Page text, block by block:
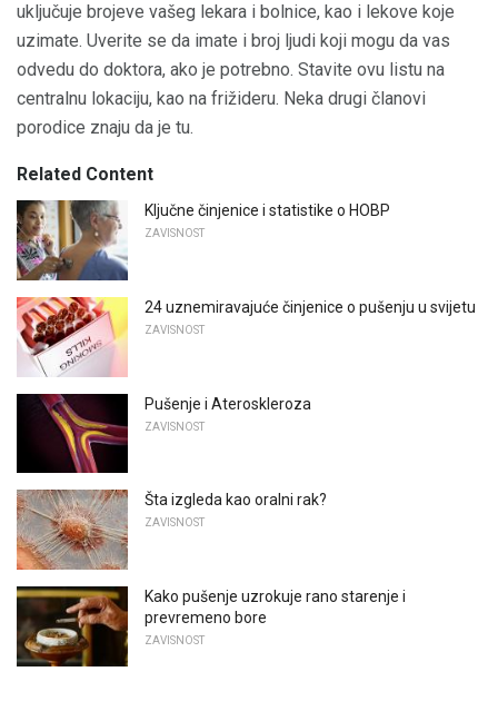
uključuje brojeve vašeg lekara i bolnice, kao i lekove koje
uzimate. Uverite se da imate i broj ljudi koji mogu da vas
odvedu do doktora, ako je potrebno. Stavite ovu listu na
centralnu lokaciju, kao na frižideru. Neka drugi članovi
porodice znaju da je tu.
Related Content
Ključne činjenice i statistike o HOBP
ZAVISNOST
24 uznemiravajuće činjenice o pušenju u svijetu
ZAVISNOST
Pušenje i Ateroskleroza
ZAVISNOST
Šta izgleda kao oralni rak?
ZAVISNOST
Kako pušenje uzrokuje rano starenje i
prevremeno bore
ZAVISNOST